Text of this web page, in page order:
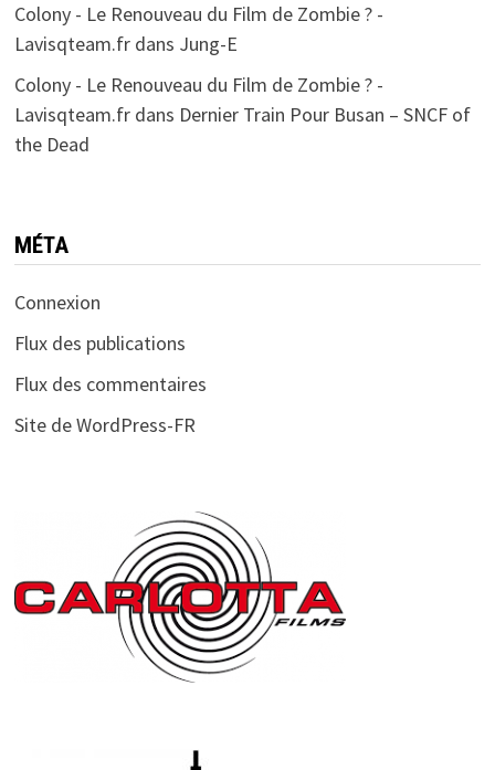
Colony - Le Renouveau du Film de Zombie ? -
Lavisqteam.frdans Jung-E
Colony - Le Renouveau du Film de Zombie ? -
Lavisqteam.frdans Dernier Train Pour Busan – SNCF of
the Dead
MÉTA
Connexion
Flux des publications
Flux des commentaires
Site de WordPress-FR